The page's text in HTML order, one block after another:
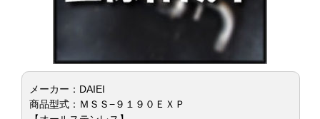
メーカー：DAIEI
商品型式：ＭＳＳ−９１９０ＥＸＰ